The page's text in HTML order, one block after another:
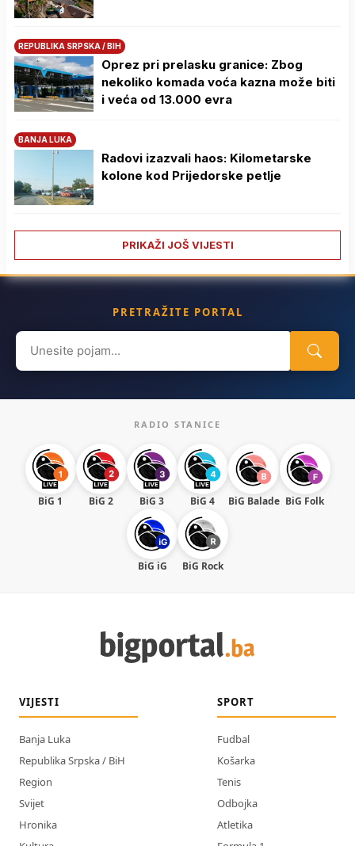
REPUBLIKA SRPSKA / BIH
Oprez pri prelasku granice: Zbog
nekoliko komada voća kazna može biti
i veća od 13.000 evra
BANJA LUKA
Radovi izazvali haos: Kilometarske
kolone kod Prijedorske petlje
PRIKAŽI JOŠ VIJESTI
PRETRAŽITE PORTAL
Search
for:
RADIO STANICE
BiG 1 BiG 2 BiG 3 BiG 4 BiG Balade BiG Folk
BiG iG BiG Rock
VIJESTI
Banja Luka
Republika Srpska / BiH
Region
Svijet
Hronika
SPORT
Fudbal
Košarka
Tenis
Odbojka
Atletika